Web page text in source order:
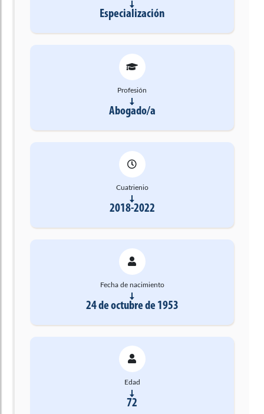
Especialización
Profesión
Abogado/a
Cuatrienio
2018-2022
Fecha de nacimiento
24 de octubre de 1953
Edad
72